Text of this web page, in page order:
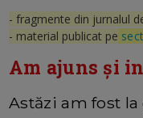
- fragmente din jurnalul
- material publicat pe
Am ajuns și in
Astăzi am fost